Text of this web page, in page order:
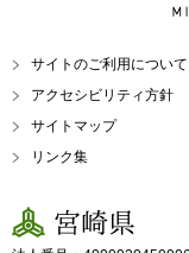
サイトのご利用について
アクセシビリティ方針
サイトマップ
リンク集
宮崎県